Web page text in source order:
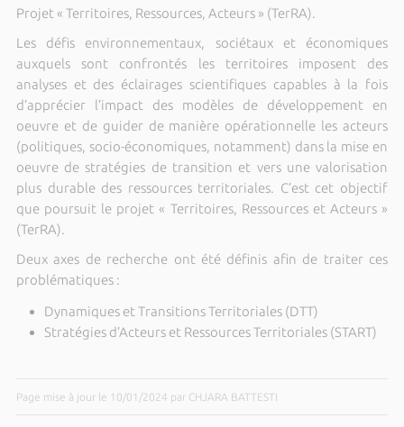
Projet « Territoires, Ressources, Acteurs » (TerRA).
Les défis environnementaux, sociétaux et économiques
auxquels sont confrontés les territoires imposent des
analyses et des éclairages scientifiques capables à la fois
d’apprécier l’impact des modèles de développement en
oeuvre et de guider de manière opérationnelle les acteurs
(politiques, socio-économiques, notamment) dans la mise en
oeuvre de stratégies de transition et vers une valorisation
plus durable des ressources territoriales. C’est cet objectif
que poursuit le projet « Territoires, Ressources et Acteurs »
(TerRA).
Deux axes de recherche ont été définis afin de traiter ces
problématiques :
Dynamiques et Transitions Territoriales (DTT)
Stratégies d’Acteurs et Ressources Territoriales (START)
Page mise à jour le 10/01/2024 par CHJARA BATTESTI